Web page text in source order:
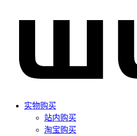
实物购买
站内购买
淘宝购买